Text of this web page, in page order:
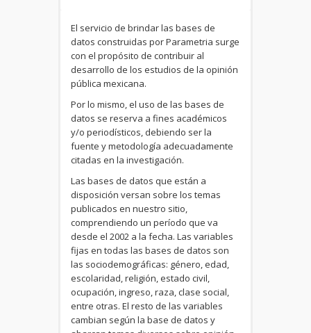
El servicio de brindar las bases de
datos construidas por Parametria surge
con el propósito de contribuir al
desarrollo de los estudios de la opinión
pública mexicana.
Por lo mismo, el uso de las bases de
datos se reserva a fines académicos
y/o periodísticos, debiendo ser la
fuente y metodología adecuadamente
citadas en la investigación.
Las bases de datos que están a
disposición versan sobre los temas
publicados en nuestro sitio,
comprendiendo un período que va
desde el 2002 a la fecha. Las variables
fijas en todas las bases de datos son
las sociodemográficas: género, edad,
escolaridad, religión, estado civil,
ocupación, ingreso, raza, clase social,
entre otras. El resto de las variables
cambian según la base de datos y